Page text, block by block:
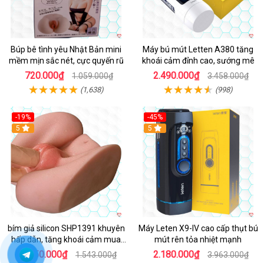
Búp bê tình yêu Nhật Bản mini
mềm mịn sắc nét, cực quyến rũ
720.000₫ 1.059.000₫
(1,638)
Máy bú mút Letten A380 tăng
khoái cảm đỉnh cao, sướng mê
2.490.000₫ 3.458.000₫
(998)
-19%
Hot
5
bím giả silicon SHP1391 khuyên
hấp dẫn, tăng khoái cảm mua
ngay
1.250.000₫ 1.543.000₫
-45%
Hot
5
Máy Leten X9-IV cao cấp thụt bú
mút rên tỏa nhiệt mạnh
2.180.000₫ 3.963.000₫